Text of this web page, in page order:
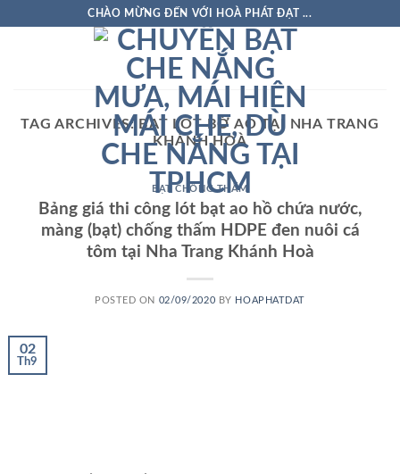
CHÀO MỪNG ĐẾN VỚI HOÀ PHÁT ĐẠT ...
TAG ARCHIVES: BẠT LÓT BỜ AO TẠI NHA TRANG
KHÁNH HOÀ
BẠT CHỐNG THẤM
Bảng giá thi công lót bạt ao hồ chứa nước,
màng (bạt) chống thấm HDPE đen nuôi cá
tôm tại Nha Trang Khánh Hoà
POSTED ON 02/09/2020 BY HOAPHATDAT
02
Th9